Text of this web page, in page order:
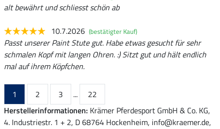
alt bewährt und schliesst schön ab
10.7.2026 (bestätigter Kauf)
Passt unserer Paint Stute gut. Habe etwas gesucht für sehr
schmalen Kopf mit langen Ohren. :) Sitzt gut und hält endlich
mal auf ihrem Köpfchen.
1 2 3 ...
22
Herstellerinformationen: Krämer Pferdesport GmbH & Co. KG,
4. Industriestr. 1 + 2, D 68764 Hockenheim, info@kraemer.de,